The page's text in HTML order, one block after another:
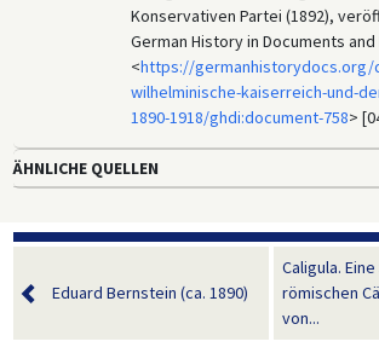
Konservativen Partei (1892),
German History in Documents
<https://germanhistorydocs.org/
wilhelminische-kaiserreich-und-
1890-1918/ghdi:document-758>
ÄHNLICHE QUELLEN
Eduard Bernstein (ca. 1890)
Caligula.
römischen
von...